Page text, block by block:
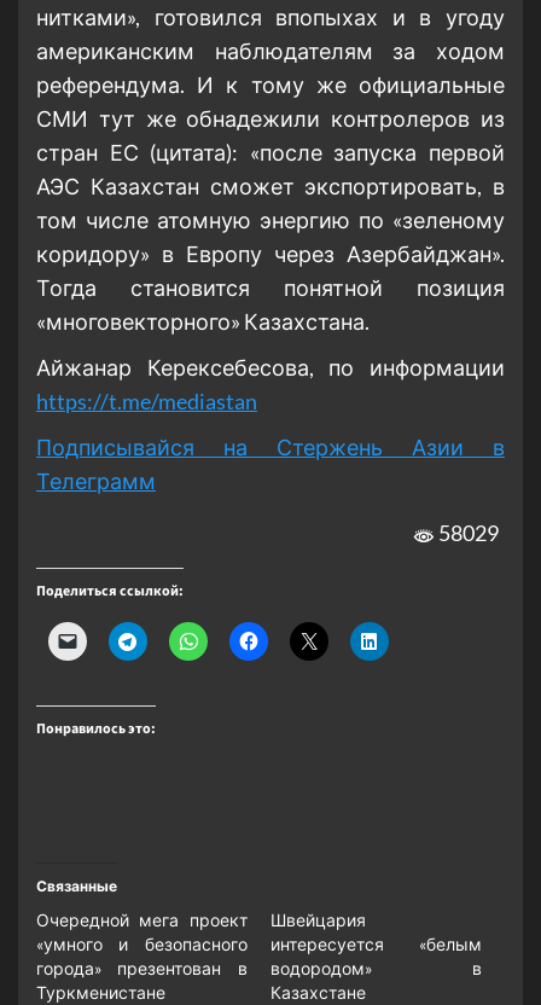
нитками», готовился впопыхах и в угоду
американским наблюдателям за ходом
референдума. И к тому же официальные
СМИ тут же обнадежили контролеров из
стран ЕС (цитата): «после запуска первой
АЭС Казахстан сможет экспортировать, в
том числе атомную энергию по «зеленому
коридору» в Европу через Азербайджан».
Тогда становится понятной позиция
«многовекторного» Казахстана.
Айжанар Керексебесова, по информации
https://t.me/mediastan
Подписывайся на Стержень Азии в
Телеграмм
58029
Поделиться ссылкой:
Понравилось это:
Связанные
Очередной мега проект
«умного и безопасного
города» презентован в
Туркменистане
Швейцария
интересуется «белым
водородом» в
Казахстане